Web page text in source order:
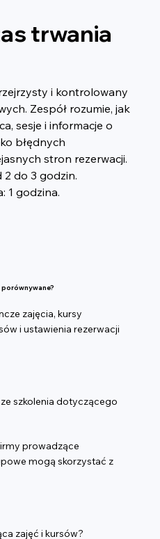
trwania
i kontrolowany
Zespół rozumie, jak
sesje i informacje o
błędnych
stron rezerwacji.
do 3 godzin.
1 godzina.
zajęcia, kursy
i ustawienia rezerwacji
szkolenia dotyczącego
prowadzące
mogą skorzystać z
zajęć i kursów?